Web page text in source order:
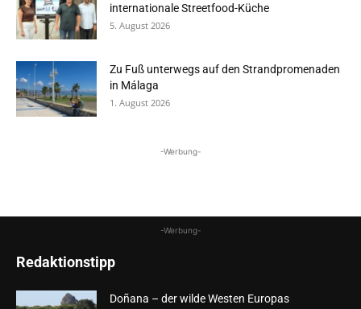
internationale Streetfood-Küche
5. August 2026
Zu Fuß unterwegs auf den Strandpromenaden
in Málaga
1. August 2026
-Werbung-
-Werbung-
Redaktionstipp
Doñana – der wilde Westen Europas